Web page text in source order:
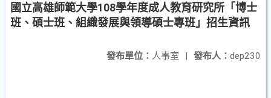
國立高雄師範大學108學年度成人教育研究所「博士
班、碩士班、組織發展與領導碩士專班」招生資訊
發布人： dep230
發布單位： 人事室 |